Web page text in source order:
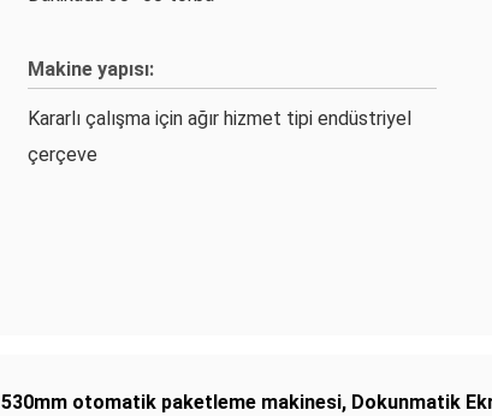
Makine yapısı:
Kararlı çalışma için ağır hizmet tipi endüstriyel
çerçeve
530mm otomatik paketleme makinesi, Dokunmatik